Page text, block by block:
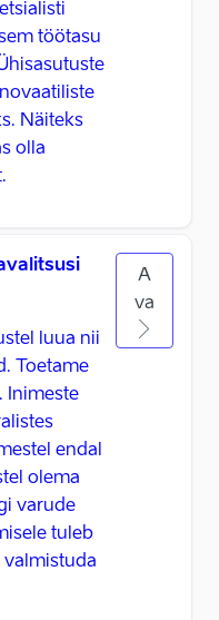
töötasu
Näiteks
olla
luua nii
Toetame
Inimeste
endal
olema
varude
tuleb
valmistuda
A
va